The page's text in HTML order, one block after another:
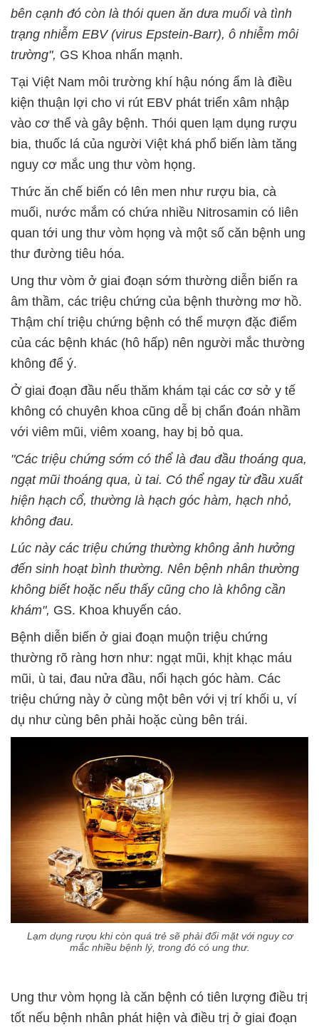
bên cạnh đó còn là thói quen ăn dưa muối và tình
trạng nhiễm EBV (virus Epstein-Barr), ô nhiễm môi
trường", GS Khoa nhấn mạnh.
Tại Việt Nam môi trường khí hậu nóng ẩm là điều
kiện thuận lợi cho vi rút EBV phát triển xâm nhập
vào cơ thể và gây bệnh. Thói quen lạm dụng rượu
bia, thuốc lá của người Việt khá phổ biến làm tăng
nguy cơ mắc ung thư vòm họng.
Thức ăn chế biến có lên men như rượu bia, cà
muối, nước mắm có chứa nhiều Nitrosamin có liên
quan tới ung thư vòm họng và một số căn bệnh ung
thư đường tiêu hóa.
Ung thư vòm ở giai đoạn sớm thường diễn biến ra
âm thầm, các triệu chứng của bệnh thường mơ hồ.
Thậm chí triệu chứng bệnh có thể mượn đặc điểm
của các bệnh khác (hô hấp) nên người mắc thường
không để ý.
Ở giai đoạn đầu nếu thăm khám tại các cơ sở y tế
không có chuyên khoa cũng dễ bị chẩn đoán nhầm
với viêm mũi, viêm xoang, hay bị bỏ qua.
"Các triệu chứng sớm có thể là đau đầu thoáng qua,
ngạt mũi thoáng qua, ù tai. Có thể ngay từ đầu xuất
hiện hạch cổ, thường là hạch góc hàm, hạch nhỏ,
không đau.
Lúc này các triệu chứng thường không ảnh hưởng
đến sinh hoạt bình thường. Nên bệnh nhân thường
không biết hoặc nếu thấy cũng cho là không cần
khám", GS. Khoa khuyến cáo.
Bệnh diễn biến ở giai đoạn muộn triệu chứng
thường rõ ràng hơn như: ngạt mũi, khịt khạc máu
mũi, ù tai, đau nửa đầu, nổi hạch góc hàm. Các
triệu chứng này ở cùng một bên với vị trí khối u, ví
dụ như cùng bên phải hoặc cùng bên trái.
Lạm dụng rượu khi còn quá trẻ sẽ phải đối mặt với nguy cơ
mắc nhiều bệnh lý, trong đó có ung thư.
Ung thư vòm họng là căn bệnh có tiên lượng điều trị
tốt nếu bệnh nhân phát hiện và điều trị ở giai đoạn